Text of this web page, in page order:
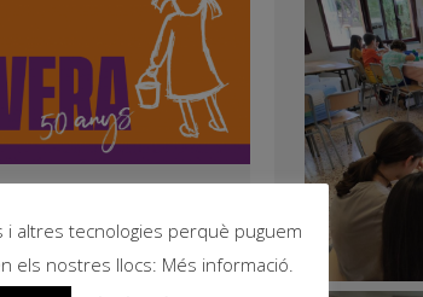
el cartell en
i altres tecnologies perquè puguem
els nostres llocs: Més informació.